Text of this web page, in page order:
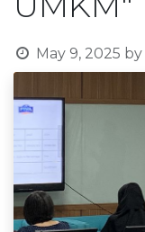
May 9, 2025 by